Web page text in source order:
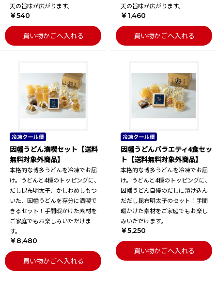
天の旨味が広がります。
￥540
買い物かごへ入れる
天の旨味が広がります。
￥1,460
買い物かごへ入れる
因幡うどん満喫セット【送料
無料対象外商品】
本格的な博多うどんを冷凍でお届
け。うどんと4種のトッピングに、
だし昆布明太子、かしわめしもつ
いた、因幡うどんを存分に満喫で
きるセット！手間暇かけた素材を
ご家庭でもお楽しみいただけま
す。
￥8,480
買い物かごへ入れる
因幡うどんバラエティ4食セッ
ト【送料無料対象外商品】
本格的な博多うどんを冷凍でお届
け。うどんと4種のトッピングに、
因幡うどん自慢のだしに漬け込ん
だだし昆布明太子のセット！手間
暇かけた素材をご家庭でもお楽し
みいただけます。
￥5,250
買い物かごへ入れる